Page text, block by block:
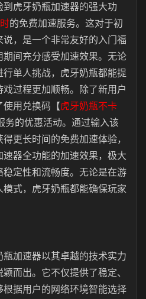
虎牙奶瓶加速器的强大功
的免费加速服务。这对于初
，是一个非常友好的入门福
间充分感受加速效果。无论
单人挑战，虎牙奶瓶都能提
过程更加顺畅。除了新用户
使用兑换码 【虎牙奶瓶不卡
务的优惠活动。通过输入该
更长时间的免费加速体验，
器全功能的加速效果，极大
定性和流畅度。无论是在游
式，虎牙奶瓶都能确保玩家
加速器以其卓越的技术实力
而出。它不仅提供了稳定、
据用户的网络环境智能选择